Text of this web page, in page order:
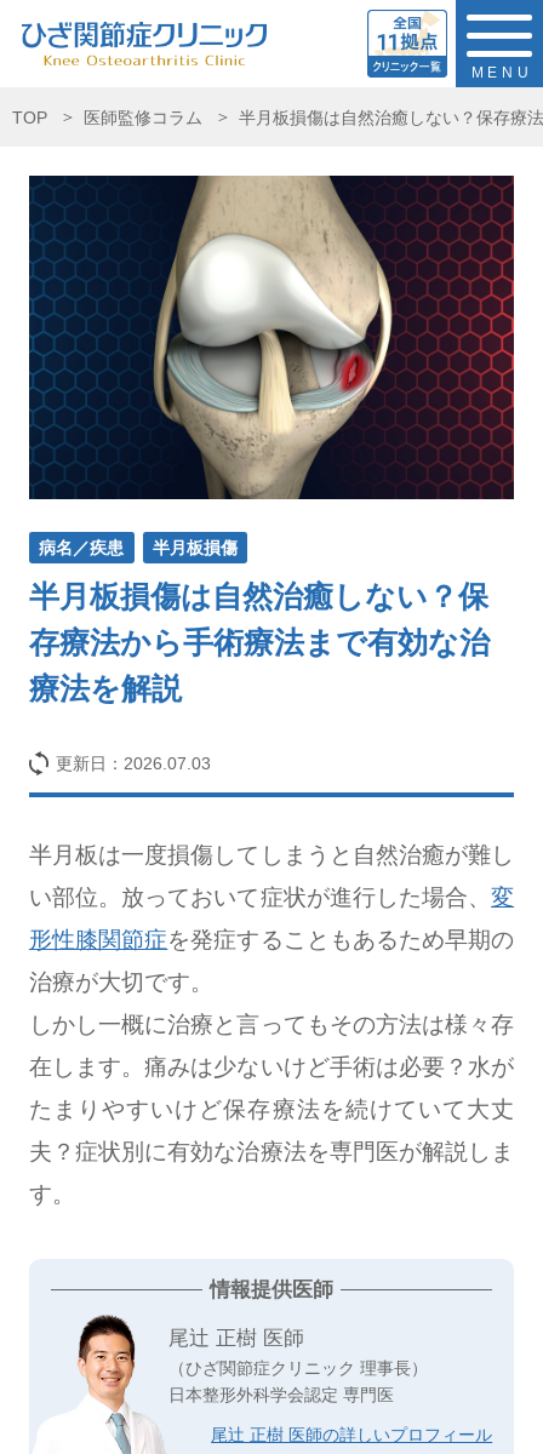
MENU
TOP 医師監修コラム 半月板損傷は自然治癒しない？保存療
病名／疾患 半月板損傷
半月板損傷は自然治癒しない？保
存療法から手術療法まで有効な治
療法を解説
更新日： 2026.07.03
半月板は一度損傷してしまうと自然治癒が難し
い部位。放っておいて症状が進行した場合、変
形性膝関節症を発症することもあるため早期の
治療が大切です。
しかし一概に治療と言ってもその方法は様々存
在します。痛みは少ないけど手術は必要？水が
たまりやすいけど保存療法を続けていて大丈
夫？症状別に有効な治療法を専門医が解説しま
す。
情報提供医師
尾辻 正樹 医師
（ひざ関節症クリニック 理事長）
日本整形外科学会認定 専門医
尾辻 正樹 医師の詳しいプロフィール